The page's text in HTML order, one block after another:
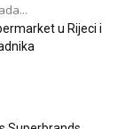
u Rijeci i